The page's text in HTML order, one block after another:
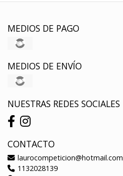
MEDIOS DE PAGO
MEDIOS DE ENVÍO
NUESTRAS REDES SOCIALES
CONTACTO
laurocompeticion@hotmail.com
1132028139